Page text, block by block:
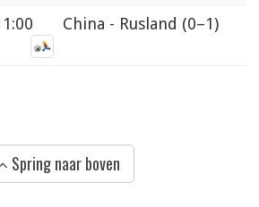
China - Rusland (0–1)
Spring naar boven